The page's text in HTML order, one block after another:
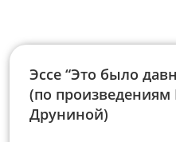
Эссе “Это было
(по
Друниной)